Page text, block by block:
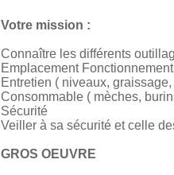
Votre mission :
Connaître les différents
Emplacement Fonctionnement
Entretien ( niveaux,
Consommable ( mèches,
Sécurité
Veiller à sa sécurité et celle
GROS OEUVRE